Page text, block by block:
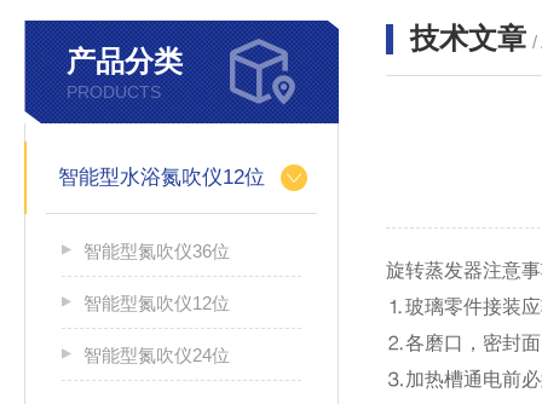
产品分类
PRODUCTS
智能型水浴氮吹仪12位
智能型氮吹仪36位
智能型氮吹仪12位
智能型氮吹仪24位
技术文章 /
旋转蒸发器注意
⒈玻璃零件接装
⒉各磨口，密封
⒊加热槽通电前